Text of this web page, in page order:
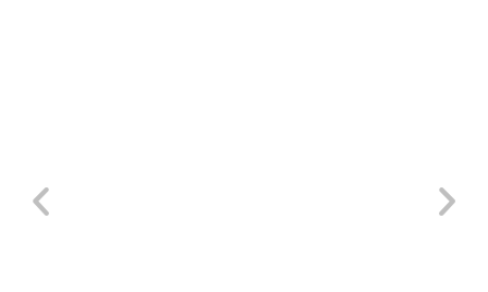
Defensa Personal para TCP: